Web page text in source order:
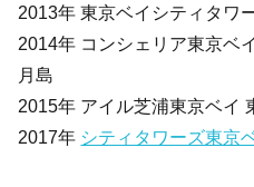
2013年 東京ベイシティタワ
2014年 コンシェリア東京ベ
月島
2015年 アイル芝浦東京ベイ
2017年 シティタワーズ東京